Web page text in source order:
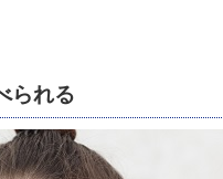
られる